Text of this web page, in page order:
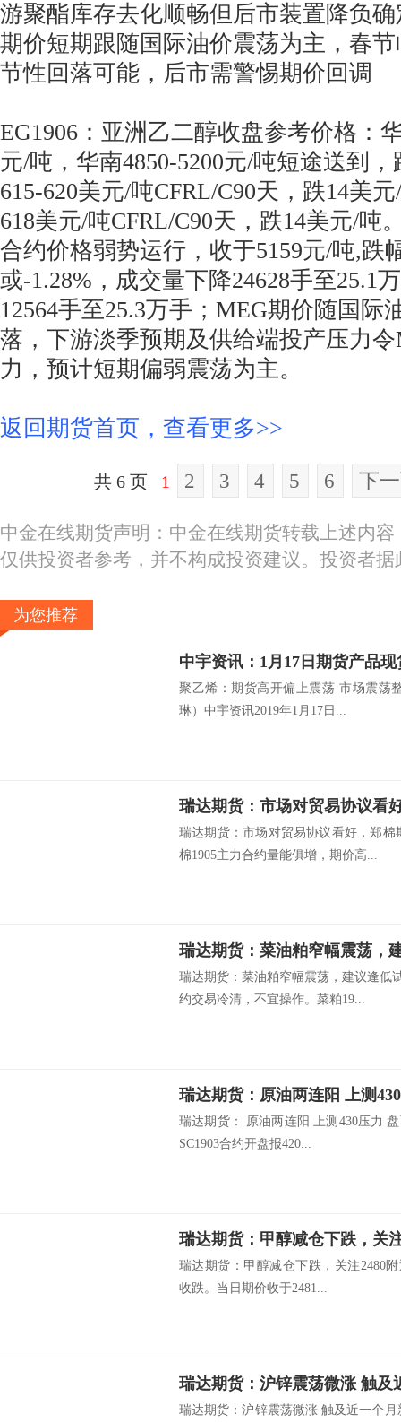
游聚酯库存去化顺畅但后市装置降负
期价短期跟随国际油价震荡为主，春
节性回落可能，后市需警惕期价回调
EG1906：亚洲乙二醇收盘参考价格：
元/吨，华南4850-5200元/吨短途送到
615-620美元/吨CFRL/C90天，跌14美
618美元/吨CFRL/C90天，跌14美元/吨
合约价格弱势运行，收于5159元/吨,跌
或-1.28%，成交量下降24628手至25.1
12564手至25.3万手；MEG期价随国际
落，下游淡季预期及供给端投产压力
力，预计短期偏弱震荡为主。
返回期货首页，查看更多>>
共 6 页 1 2 3 4 5 6 下
中金在线期货声明：中金在线期货转载上述内
仅供投资者参考，并不构成投资建议。投资者
为您推荐
中宇资讯：1月17日期货产品
聚乙烯：期货高开偏上震荡 市场震荡
琳）中宇资讯2019年1月17日...
瑞达期货：市场对贸易协议看
瑞达期货：市场对贸易协议看好，郑
棉1905主力合约量能俱增，期价高...
瑞达期货：菜油粕窄幅震荡
瑞达期货：菜油粕窄幅震荡，建议逢低
约交易冷清，不宜操作。菜粕19...
瑞达期货：原油两连阳 上
瑞达期货： 原油两连阳 上测430压力
SC1903合约开盘报420...
瑞达期货：甲醇减仓下跌，关
瑞达期货：甲醇减仓下跌，关注2480
收跌。当日期价收于2481...
瑞达期货：沪锌震荡微涨 触及
瑞达期货：沪锌震荡微涨 触及近一个